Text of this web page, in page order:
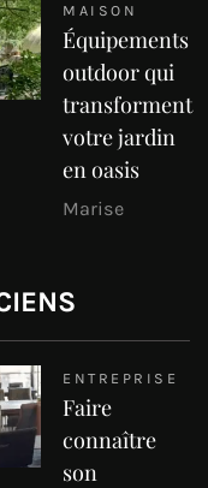
MAISON
Équipements
outdoor qui
transforment
votre jardin
en oasis
Marise
ENTREPRISE
Faire
connaître
son